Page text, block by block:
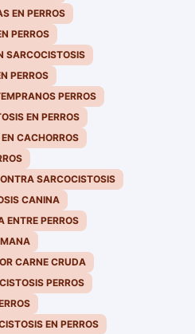
EN PERROS
PERROS
SARCOCISTOSIS
PERROS
PERROS
EN PERROS
CACHORROS
SARCOCISTOSIS
CANINA
ENTRE PERROS
CARNE CRUDA
PERROS
EN PERROS